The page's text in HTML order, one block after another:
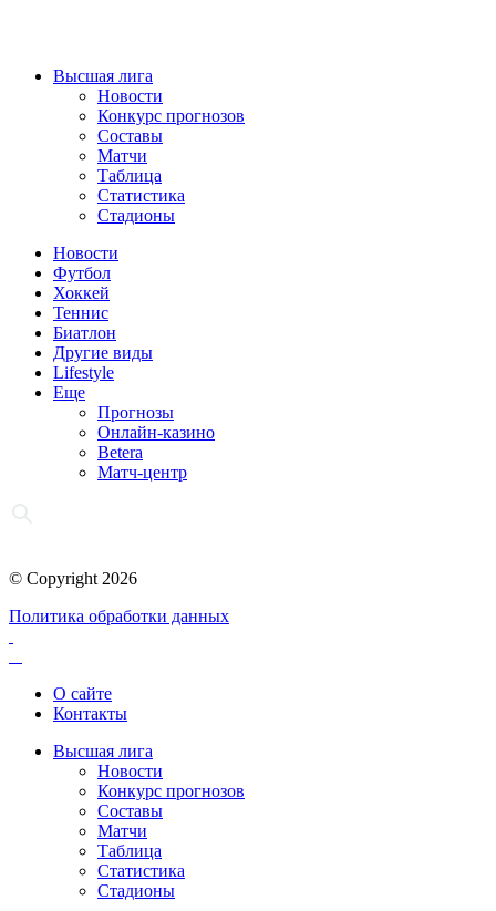
Высшая лига
Новости
Конкурс прогнозов
Составы
Матчи
Таблица
Статистика
Стадионы
Новости
Футбол
Хоккей
Теннис
Биатлон
Другие виды
Lifestyle
Еще
Прогнозы
Онлайн-казино
Betera
Матч-центр
© Copyright 2026
Политика обработки данных
О сайте
Контакты
Высшая лига
Новости
Конкурс прогнозов
Составы
Матчи
Таблица
Статистика
Стадионы